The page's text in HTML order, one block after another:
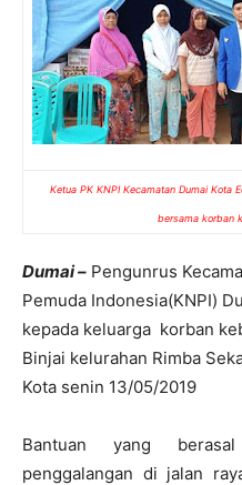
Ketua PK KNPI Kecamatan Dumai Kota
bersama korban
Dumai – Pengunrus
Pemuda Indonesia(KNPI)
kepada keluarga korban
Binjai kelurahan Rimba
Kota senin 13/05/2019
Bantuan yang
penggalangan di jalan